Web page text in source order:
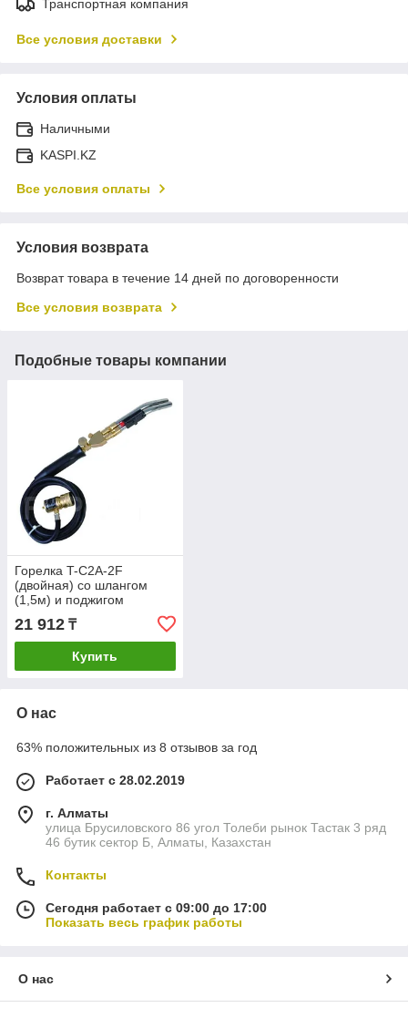
Транспортная компания
Все условия доставки
Условия оплаты
Наличными
KASPI.KZ
Все условия оплаты
Условия возврата
Возврат товара в течение 14 дней по договоренности
Все условия возврата
Подобные товары компании
Горелка T-C2A-2F
(двойная) со шлангом
(1,5м) и поджигом
21 912 ₸
Купить
О нас
63% положительных из 8 отзывов за год
Работает с 28.02.2019
г. Алматы
улица Брусиловского 86 угол Толеби рынок Тастак 3 ряд
46 бутик сектор Б, Алматы, Казахстан
Контакты
Сегодня работает с 09:00 до 17:00
Показать весь график работы
О нас